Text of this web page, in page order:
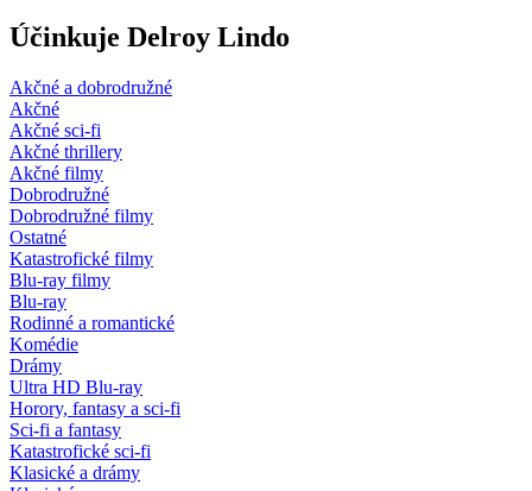
Účinkuje Delroy Lindo
Akčné a dobrodružné
Akčné
Akčné sci-fi
Akčné thrillery
Akčné filmy
Dobrodružné
Dobrodružné filmy
Ostatné
Katastrofické filmy
Blu-ray filmy
Blu-ray
Rodinné a romantické
Komédie
Drámy
Ultra HD Blu-ray
Horory, fantasy a sci-fi
Sci-fi a fantasy
Katastrofické sci-fi
Klasické a drámy